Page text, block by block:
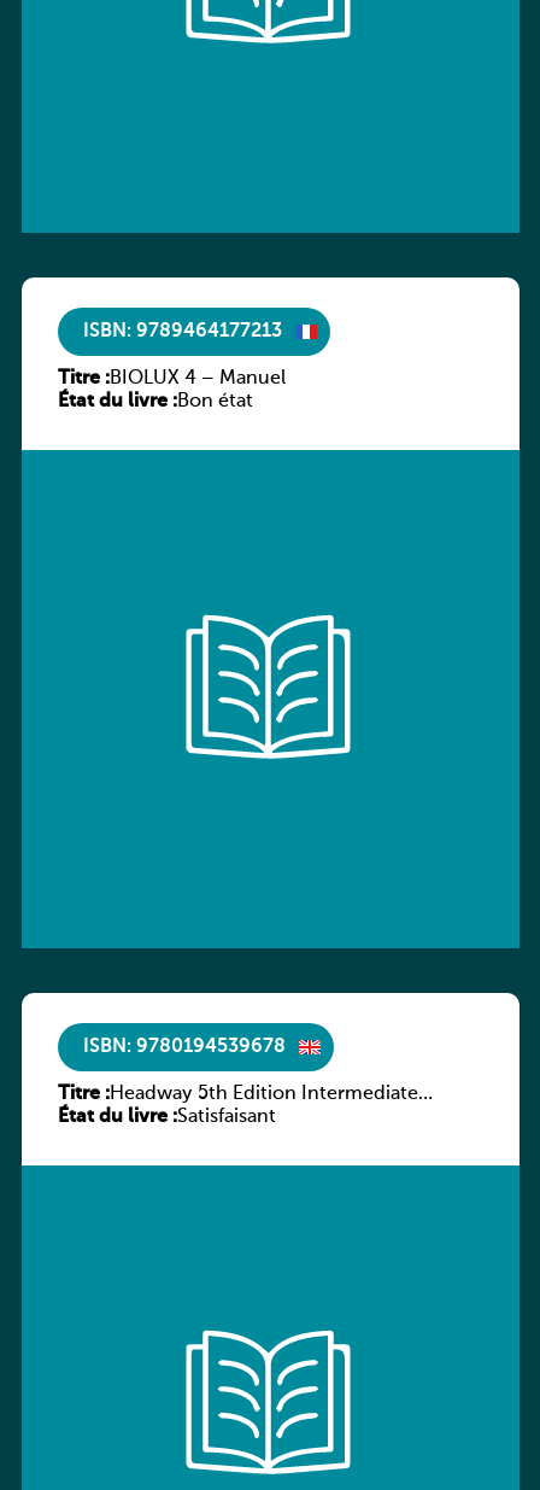
ISBN: 9789464177213
Titre :BIOLUX 4 – Manuel
État du livre :Bon état
ISBN: 9780194539678
Titre :Headway 5th Edition Intermediate
Workbook without key
État du livre :Satisfaisant